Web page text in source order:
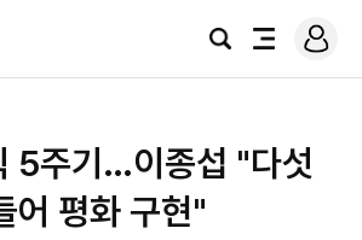
검
전
로
그
5주기…이종섭 "다섯
어 평화 구현"